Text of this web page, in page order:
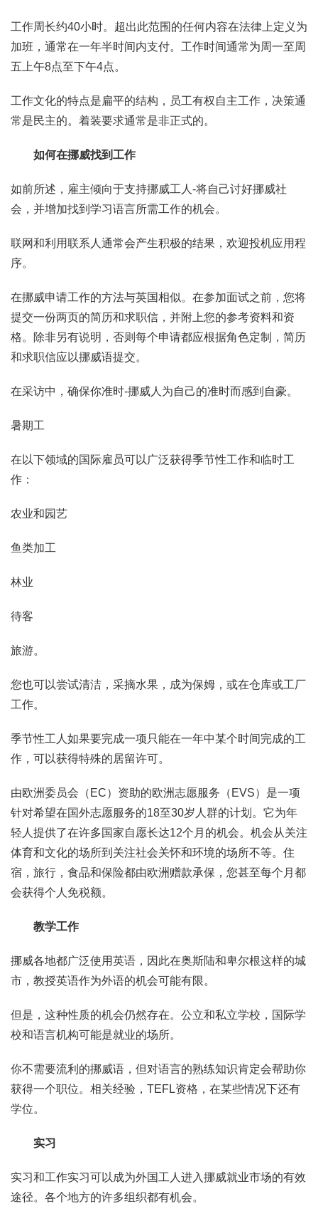
工作周长约40小时。超出此范围的任何内容在法律上定义为
加班，通常在一年半时间内支付。工作时间通常为周一至周
五上午8点至下午4点。
工作文化的特点是扁平的结构，员工有权自主工作，决策通
常是民主的。着装要求通常是非正式的。
如何在挪威找到工作
如前所述，雇主倾向于支持挪威工人-将自己讨好挪威社
会，并增加找到学习语言所需工作的机会。
联网和利用联系人通常会产生积极的结果，欢迎投机应用程
序。
在挪威申请工作的方法与英国相似。在参加面试之前，您将
提交一份两页的简历和求职信，并附上您的参考资料和资
格。除非另有说明，否则每个申请都应根据角色定制，简历
和求职信应以挪威语提交。
在采访中，确保你准时-挪威人为自己的准时而感到自豪。
暑期工
在以下领域的国际雇员可以广泛获得季节性工作和临时工
作：
农业和园艺
鱼类加工
林业
待客
旅游。
您也可以尝试清洁，采摘水果，成为保姆，或在仓库或工厂
工作。
季节性工人如果要完成一项只能在一年中某个时间完成的工
作，可以获得特殊的居留许可。
由欧洲委员会（EC）资助的欧洲志愿服务（EVS）是一项
针对希望在国外志愿服务的18至30岁人群的计划。它为年
轻人提供了在许多国家自愿长达12个月的机会。机会从关注
体育和文化的场所到关注社会关怀和环境的场所不等。住
宿，旅行，食品和保险都由欧洲赠款承保，您甚至每个月都
会获得个人免税额。
教学工作
挪威各地都广泛使用英语，因此在奥斯陆和卑尔根这样的城
市，教授英语作为外语的机会可能有限。
但是，这种性质的机会仍然存在。公立和私立学校，国际学
校和语言机构可能是就业的场所。
你不需要流利的挪威语，但对语言的熟练知识肯定会帮助你
获得一个职位。相关经验，TEFL资格，在某些情况下还有
学位。
实习
实习和工作实习可以成为外国工人进入挪威就业市场的有效
途径。各个地方的许多组织都有机会。